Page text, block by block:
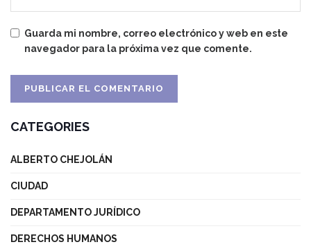
Guarda mi nombre, correo electrónico y web en este
navegador para la próxima vez que comente.
CATEGORIES
ALBERTO CHEJOLÁN
CIUDAD
DEPARTAMENTO JURÍDICO
DERECHOS HUMANOS